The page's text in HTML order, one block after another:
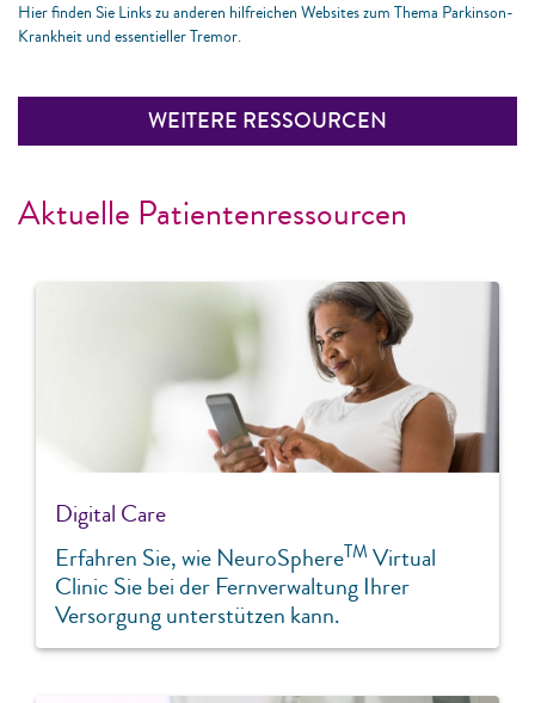
Hier finden Sie Links zu anderen hilfreichen Websites zum Thema Parkinson-
Krankheit und essentieller Tremor.
WEITERE RESSOURCEN
Aktuelle Patientenressourcen
Digital Care
Erfahren Sie, wie NeuroSphereTMVirtual
Clinic Sie bei der Fernverwaltung Ihrer
Versorgung unterstützen kann.